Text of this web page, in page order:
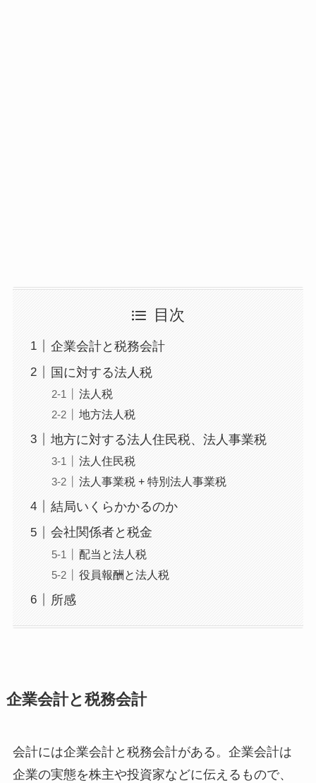
目次
企業会計と税務会計
国に対する法人税
法人税
地方法人税
地方に対する法人住民税、法人事業税
法人住民税
法人事業税 + 特別法人事業税
結局いくらかかるのか
会社関係者と税金
配当と法人税
役員報酬と法人税
所感
企業会計と税務会計
会計には企業会計と税務会計がある。企業会計は
企業の実態を株主や投資家などに伝えるもので、